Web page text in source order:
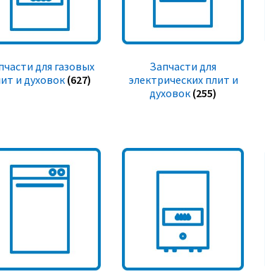
для газовых
и духовок (627)
Запчасти для
электрических плит и
духовок (255)